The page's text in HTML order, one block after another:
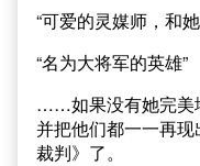
“可爱的灵媒师，和
“名为大将军的英雄”
……如果没有她完美
并把他们都一一再
裁判》了。